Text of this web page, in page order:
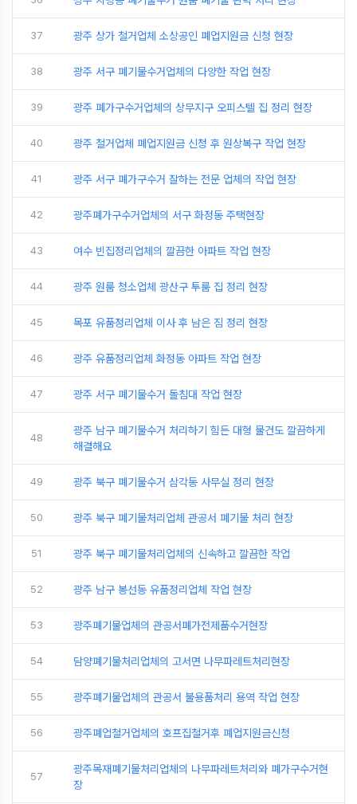
37 광주 상가 철거업체 소상공인 폐업지원금 신청 현장
38 광주 서구 폐기물수거업체의 다양한 작업 현장
39 광주 폐가구수거업체의 상무지구 오피스텔 집 정리 현장
40 광주 철거업체 폐업지원금 신청 후 원상복구 작업 현장
41 광주 서구 폐가구수거 잘하는 전문 업체의 작업 현장
42 광주폐가구수거업체의 서구 화정동 주택현장
43 여수 빈집정리업체의 깔끔한 아파트 작업 현장
44 광주 원룸 청소업체 광산구 투룸 집 정리 현장
45 목포 유품정리업체 이사 후 남은 짐 정리 현장
46 광주 유품정리업체 화정동 아파트 작업 현장
47 광주 서구 폐기물수거 돌침대 작업 현장
48
광주 남구 폐기물수거 처리하기 힘든 대형 물건도 깔끔하게
해결해요
49 광주 북구 폐기물수거 삼각동 사무실 정리 현장
50 광주 북구 폐기물처리업체 관공서 폐기물 처리 현장
51 광주 북구 폐기물처리업체의 신속하고 깔끔한 작업
52 광주 남구 봉선동 유품정리업체 작업 현장
53 광주폐기물업체의 관공서폐가전제품수거현장
54 담양폐기물처리업체의 고서면 나무파레트처리현장
55 광주폐기물업체의 관공서 불용품처리 용역 작업 현장
56 광주폐업철거업체의 호프집철거후 폐업지원금신청
57
광주목재폐기물처리업체의 나무파레트처리와 폐가구수거현
장